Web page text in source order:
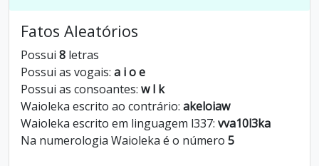
Fatos Aleatórios
Possui 8 letras
Possui as vogais: a i o e
Possui as consoantes: w l k
Waioleka escrito ao contrário: akeloiaw
Waioleka escrito em linguagem l337: vva10l3ka
Na numerologia Waioleka é o número 5